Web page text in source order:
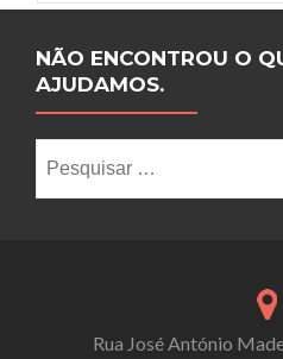
NÃO ENCONTROU O
AJUDAMOS.
Rua José António